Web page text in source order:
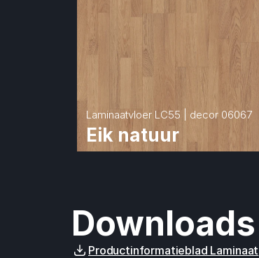
Laminaatvloer LC55 | decor 06067
Eik natuur
Downloads
Productinformatieblad Laminaat